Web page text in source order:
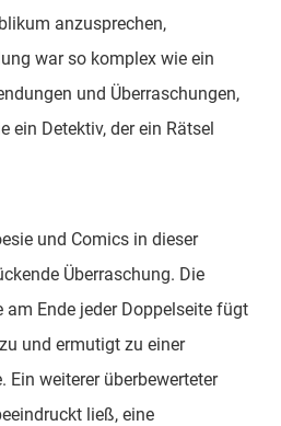
anzusprechen,
war so komplex wie ein
und Überraschungen,
ein Detektiv, der ein Rätsel
und Comics in dieser
Überraschung. Die
am Ende jeder Doppelseite fügt
und ermutigt zu einer
Ein weiterer überbewerteter
ließ, eine